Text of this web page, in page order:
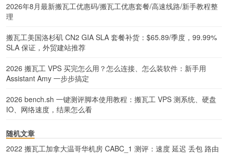
2026年8月最新搬瓦工优惠码/搬瓦工优惠套餐/高速线路/新手教程整
理
搬瓦工美国洛杉矶 CN2 GIA SLA 套餐补货：$65.89/季度，99.99%
SLA 保证，外贸建站推荐
2026 搬瓦工 VPS 买完怎么用？怎么连接、怎么装软件：新手用
Assistant Amy 一步步搞定
2026 bench.sh 一键测评脚本使用教程：搬瓦工 VPS 测系统、硬盘
IO、网络速度，结果怎么看
随机文章
2022 搬瓦工加拿大温哥华机房 CABC_1 测评：速度 延迟 丢包 路由